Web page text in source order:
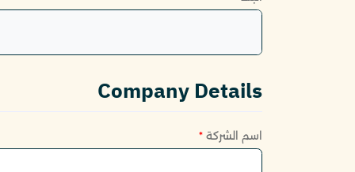
Company Details
اسم الشركة *